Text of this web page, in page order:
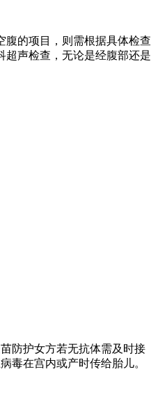
腹的项目，则需根据具体检查
超声检查，无论是经腹部还是
防护女方若无抗体需及时接
毒在宫内或产时传给胎儿。